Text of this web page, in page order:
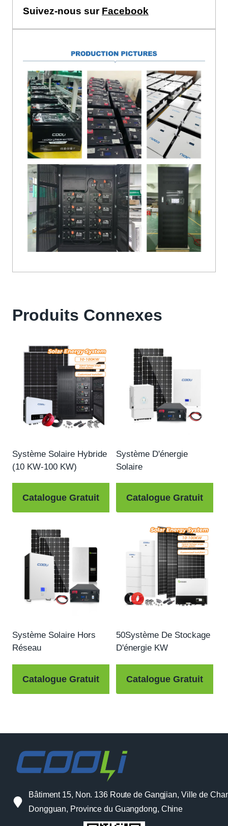
Suivez-nous sur Facebook
Produits Connexes
Système Solaire Hybride
(10 KW-100 KW)
Catalogue Gratuit
Système D'énergie
Solaire
Catalogue Gratuit
Système Solaire Hors
Réseau
Catalogue Gratuit
50Système De Stockage
D'énergie KW
Catalogue Gratuit
Bâtiment 15, Non. 136 Route de Gangjian, Ville de
Dongguan, Province du Guangdong, Chine